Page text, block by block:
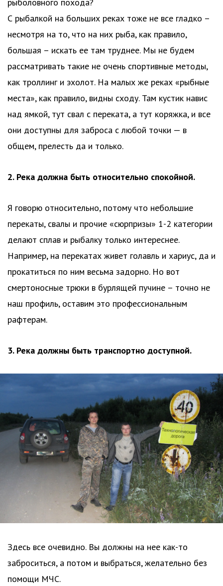
С рыбалкой на больших реках тоже не все гладко –
несмотря на то, что на них рыба, как правило,
большая – искать ее там труднее. Мы не будем
рассматривать такие не очень спортивные методы,
как троллинг и эхолот. На малых же реках «рыбные
места», как правило, видны сходу. Там кустик навис
над ямкой, тут свал с переката, а тут коряжка, и все
они доступны для заброса с любой точки — в
общем, прелесть да и только.
2. Река должна быть относительно спокойной.
Я говорю относительно, потому что небольшие
перекаты, свалы и прочие «сюрпризы» 1-2 категории
делают сплав и рыбалку только интереснее.
Например, на перекатах живет голавль и хариус, да и
прокатиться по ним весьма задорно. Но вот
смертоносные трюки в бурлящей пучине – точно не
наш профиль, оставим это профессиональным
рафтерам.
3. Река должны быть транспортно доступной.
Здесь все очевидно. Вы должны на нее как-то
заброситься, а потом и выбраться, желательно без
помощи МЧС.